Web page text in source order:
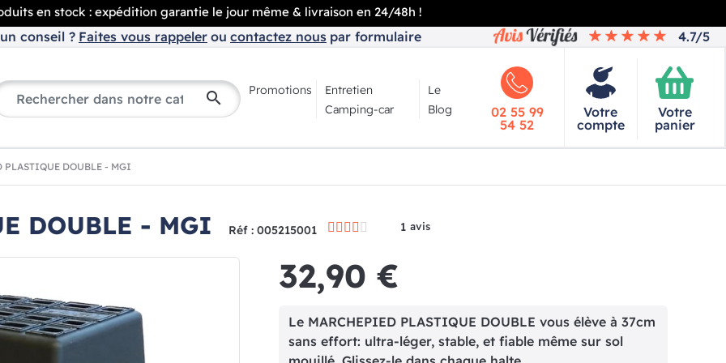
en stock : expédition garantie le jour même & livraison en 24/48h !
conseil ? Faites vous rappeler ou contactez nous par formulaire 4.7/5
search Promotions
Entretien
Camping-car
Le
Blog
02 55 99
54 52
Votre
compte
Votre
panier
PLASTIQUE DOUBLE - MGI
DOUBLE - MGI Réf : 005215001 1 avis
32,90 €
Le MARCHEPIED PLASTIQUE DOUBLE vous élève à 37cm
sans effort: ultra-léger, stable, et fiable même sur sol